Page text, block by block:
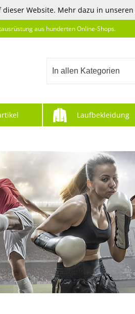
Website. Mehr dazu in unseren
aus hunderten Online-Shops.
In allen Kategorien
Laufbekleidung